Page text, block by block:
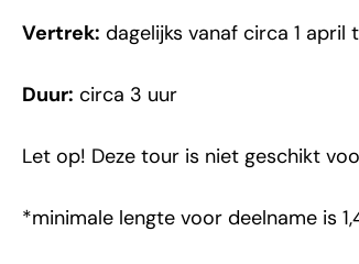
Vertrek: dagelijks vanaf circa 1
Duur: circa 3 uur
Let op! Deze tour is niet geschikt
*minimale lengte voor deelname is